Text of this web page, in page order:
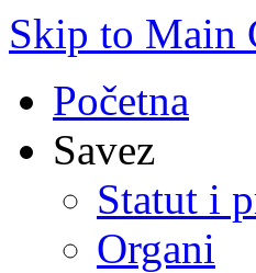
Skip to Main
Početna
Savez
Statut i
Organi